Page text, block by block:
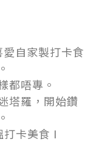
自家製打卡食
都唔專。
塔羅，開始鑽
卡美食 I